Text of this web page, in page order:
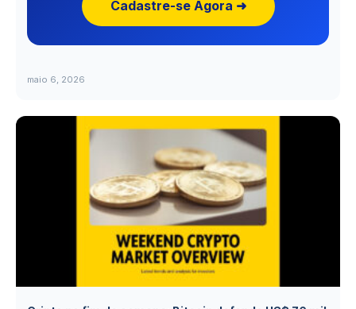
Cadastre-se Agora ➜
maio 6, 2026